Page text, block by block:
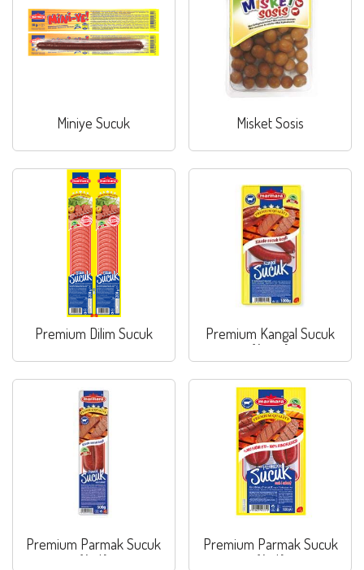
Miniye Sucuk Misket Sosis
Premium Dilim Sucuk
Premium Kangal Sucuk
(Acısız)
Premium Parmak Sucuk
(Acılı)
Premium Parmak Sucuk
(Acılı)